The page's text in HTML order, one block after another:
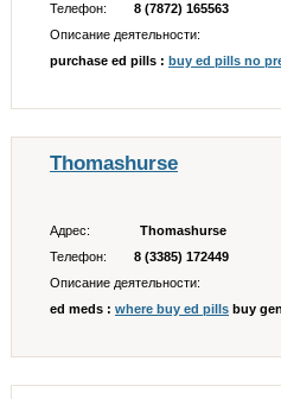
Телефон:
8 (7872) 165563
Описание деятельности:
purchase ed pills : buy ed pills no
Thomashurse
Адрес:
Thomashurse
Телефон:
8 (3385) 172449
Описание деятельности:
ed meds : where buy ed pills buy